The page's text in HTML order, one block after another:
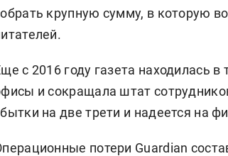
крупную сумму, в которую
с 2016 году газета находилась
и сокращала штат
на две трети и надеется на
потери Guardian